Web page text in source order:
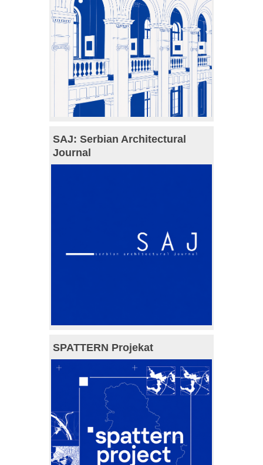
SAJ: Serbian Architectural
Journal
SPATTERN Projekat